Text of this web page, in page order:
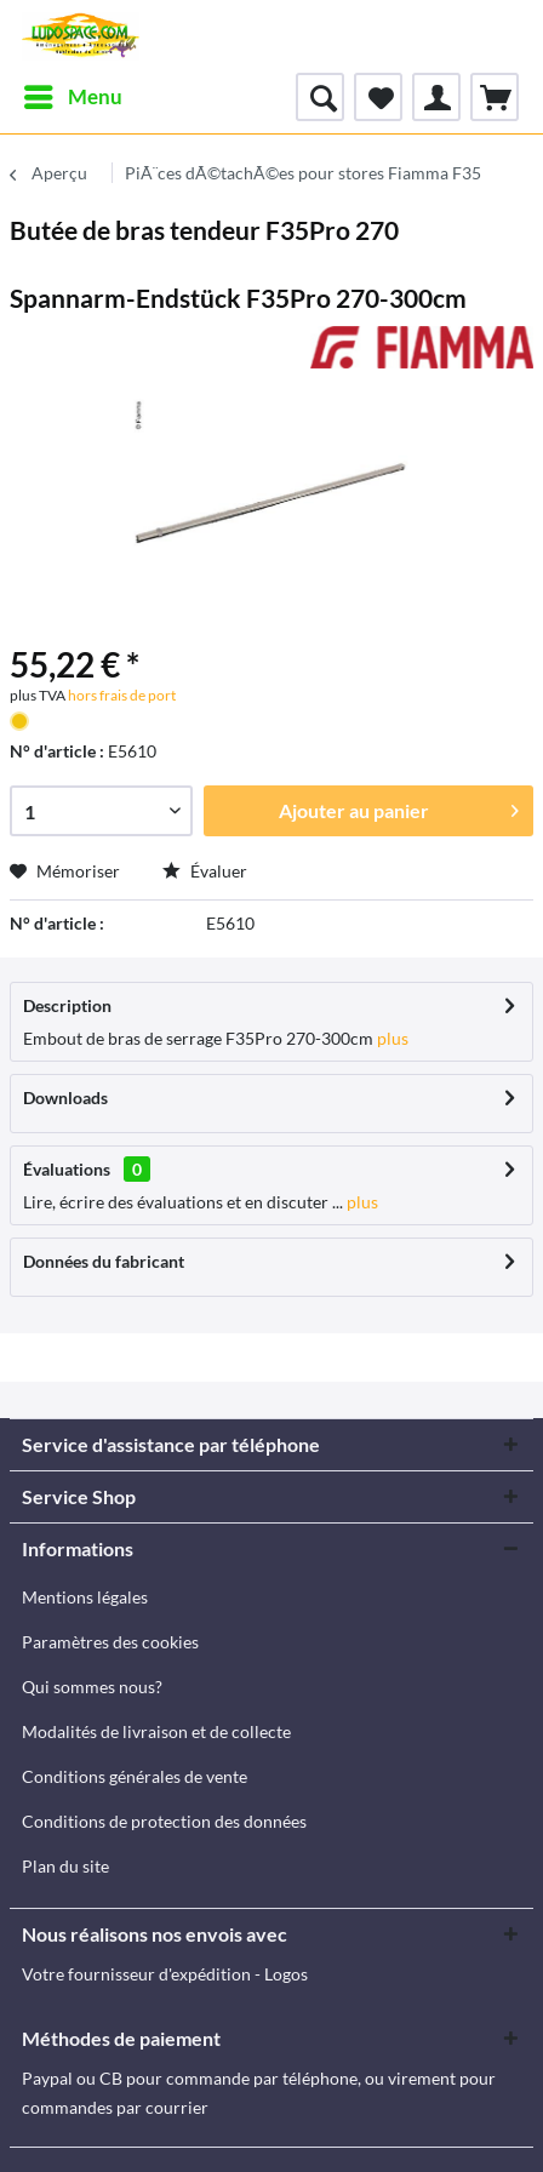
Menu
Aperçu PiÃ¨ces dÃ©tachÃ©es pour stores Fiamma F35
Butée de bras tendeur F35Pro 270
Spannarm-Endstück F35Pro 270-300cm
55,22 € *
plus TVAhors frais de port
N° d'article : E5610
Ajouter au panier
Mémoriser Évaluer
N° d'article : E5610
Description
Embout de bras de serrage F35Pro 270-300cm plus
Downloads
Évaluations
0
Lire, écrire des évaluations et en discuter ... plus
Données du fabricant
Service d'assistance par téléphone
Service Shop
Informations
Mentions légales
Paramètres des cookies
Qui sommes nous?
Modalités de livraison et de collecte
Conditions générales de vente
Conditions de protection des données
Plan du site
Nous réalisons nos envois avec
Votre fournisseur d'expédition - Logos
Méthodes de paiement
Paypal ou CB pour commande par téléphone, ou virement pour
commandes par courrier